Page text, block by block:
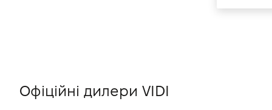
Офіційні дилери VIDI